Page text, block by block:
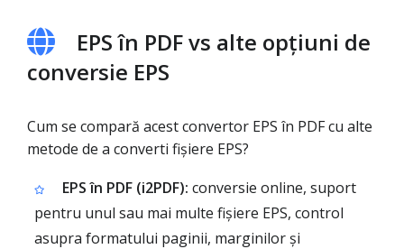
EPS în PDF vs alte opțiuni de
conversie EPS
Cum se compară acest convertor EPS în PDF cu alte
metode de a converti fișiere EPS?
EPS în PDF (i2PDF): conversie online, suport
pentru unul sau mai multe fișiere EPS, control
asupra formatului paginii, marginilor și